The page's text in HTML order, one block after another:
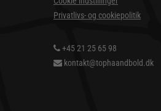
Privatlivs- og cookiepolitik
+45 21 25 65 98
kontakt@tophaandbold.dk